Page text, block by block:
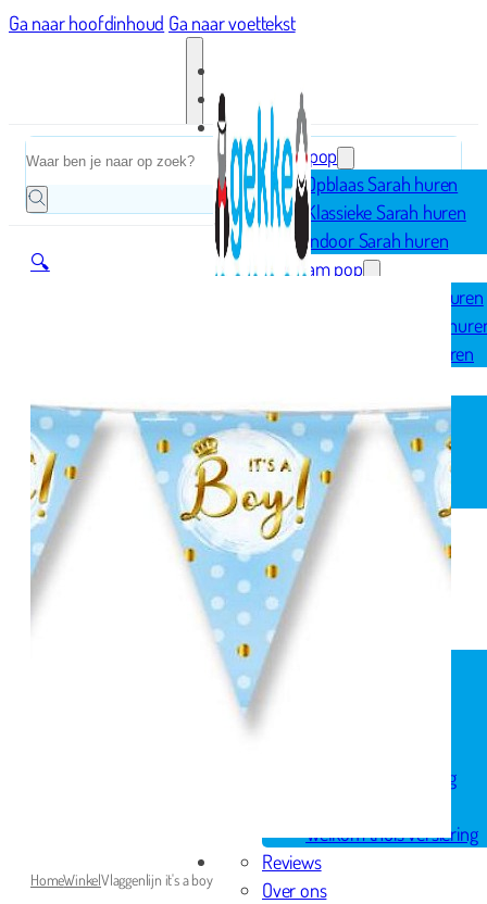
Ga naar hoofdinhoud Ga naar voettekst
Home
Sarah pop
Opblaas Sarah huren
Klassieke Sarah huren
Indoor Sarah huren
Abraham pop
Opblaas Abraham huren
Klassieke Abraham
Indoor Abraham huren
Opblaasfiguren
Geboorteborden
Ooievaar op nest
Spandoek geboorte
Huwelijk
Pensioen
Skytubes
Rode loper
Versiering
Verjaardag versiering
Welkom thuis versiering
Reviews
Over ons
Zoeken
🔍
HomeWinkelVlaggenlijn it's a boy